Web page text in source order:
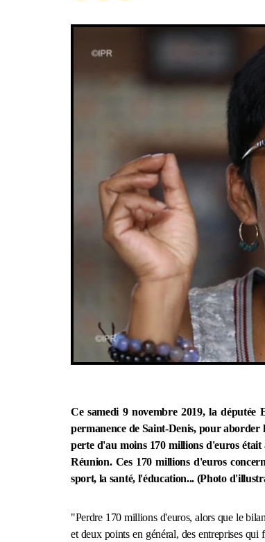
Ce samedi 9 novembre 2019, la députée
permanence de Saint-Denis, pour
perte d'au moins 170 millions d'euros
Réunion. Ces 170 millions d'euros
sport, la santé, l'éducation... (Photo
"Perdre 170 millions d'euros, alors que le
et deux points en général, des entreprises qui